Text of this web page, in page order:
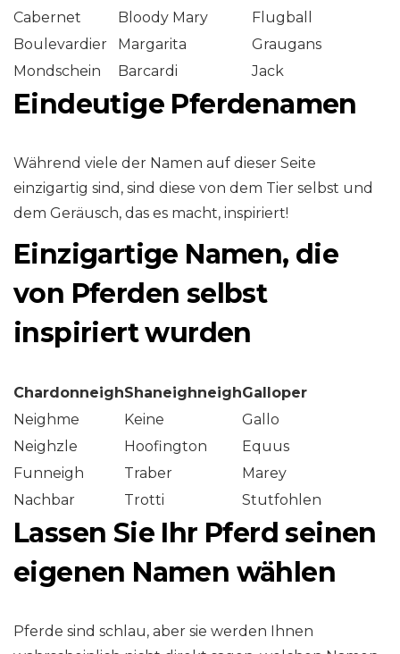
Cabernet
Bloody Mary
Flugball
Boulevardier
Margarita
Graugans
Mondschein
Barcardi Jack
Eindeutige Pferdenamen
Während viele der Namen auf dieser Seite
einzigartig sind, sind diese von dem Tier selbst und
dem Geräusch, das es macht, inspiriert!
Einzigartige Namen, die
von Pferden selbst
inspiriert wurden
ChardonneighShaneighneighGalloper
Neighme
Keine
Gallo
Neighzle
Hoofington
Equus
Funneigh
Traber
Marey
Nachbar
Trotti Stutfohlen
Lassen Sie Ihr Pferd seinen
eigenen Namen wählen
Pferde sind schlau, aber sie werden Ihnen